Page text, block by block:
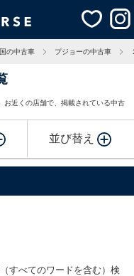
の中古車 プジョーの中古車
お近くの店舗で、掲載されている中古
並び替え
すべてのワードを含む）検